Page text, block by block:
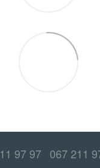
97 97 067 211